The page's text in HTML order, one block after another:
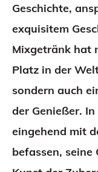
Geschichte,
exquisitem
Mixgetränk hat
Platz in der
sondern auch
der Genießer.
eingehend mit
befassen, seine